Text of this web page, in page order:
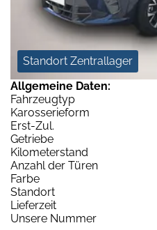
Standort Zentrallager
Allgemeine Daten:
Fahrzeugtyp
Karosserieform
Erst-Zul.
Getriebe
Kilometerstand
Anzahl der Türen
Farbe
Standort
Lieferzeit
Unsere Nummer